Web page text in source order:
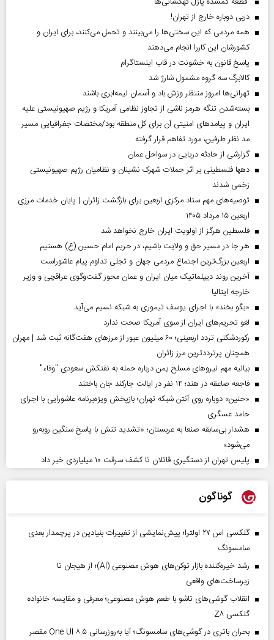
دربی دوباره خارج از تهران!
همه مردمی که این سختی‌ها را می‌بینند و تحمل می‌کنند، برای ایران و
کشورشان این کاررا انجام می‌دهند
پاسخ قانون به خشونت در قاب اینستاگرام
کالابرگ سه گروه مشمول شارژ شد
تهرانی‌ها امروز منتظر وزش باد و آسمان نیمه‌ابری باشند
بسته‌شدن تنگه هرمز ناشی از تجاوز نظامی آمریکا و رژیم صهیونیستی علیه
ایران و پیامد‌های امنیتی آن برای کل منطقه بود/مختصات جغرافیایی مسیر
مد نظر طرفین، مورد تفاهم قرار گرفته
گزارشی از حادثه دریایی در سواحل عمان
دهها فلسطینی بر اثر حملات شهرک نشینان و نظامیان رژیم صهیونیستی
زخمی شدند
توصیه‌های مهم ستاد مرکزی اربعین برای بازگشت زائران | پایان خدمات مرزی
اربعین ۱۵ مرداد ۱۴۰۵
فلسطین هرگز از اولویت ایران خارج نخواهد شد
هر جا در مسیر حق و ولایت باشیم، در حریم امام حسین (ع) هستیم
اربعین بزرگ‌ترین اجتماع مردمی جهان و تجلی تداوم پیام عاشوراست
آخرین روند دیپلماتیک میان ایران و عمان محور گفت‌وگوی عراقچی و وزیر
خارجه ایتالیا
«بگو بخند» با اجرای یوسف تیموری به شبکه نسیم می‌آید
لغو تحریم‌های ایران از سوی آمریکا صحت ندارد
رکوردشکنی تردد اربعینی؛ ۶۰ میلیون عبور از مرزهای هفت‌گانه ثبت شد | مهران
همچنان پرترددترین مرز زائران
بیانیه مهم نیروهای مسلح یمن درباره حمله به نفتکش سعودی "وفاء"
فاجعه صاعقه در هند؛ ۱۴ نفر در ایالت جارکند جان باختند
«حنین» دوباره روی آنتن شبکه تهران؛ بازپخش ویژه‌برنامه عاشورایی با اجرای
حامد عسگری
هشدار بی‌سابقه صنعا به عربستان؛ «تشدید تنش با پاسخ سنگین روبه‌رو
می‌شود»
پلیس تهران از دستگیری قاتلان تا کشف سرقت ۱۰ میلیاردی خبر داد
گوناگون
گلکسی اس ۲۷ اولترا؛ پیش‌نمایشی از تغییرات بنیادین در پرچمدار بعدی
سامسونگ
رشد خیره‌کننده بازار توکن‌های هوش مصنوعی (AI)؛ از هیجان تا
زیرساخت‌های واقعی
انقلاب گوشی‌های تاشو‌ با طعم هوش مصنوعی؛ معرفی و مقایسه خانواده
گلکسی Z۸
بحران باتری در گوشی‌های سامسونگ؛ آیا به‌روزرسانی One UI ۸.۵ مقصر